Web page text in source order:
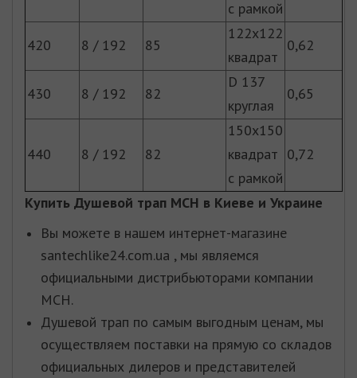
с рамкой
420
8 / 192 85
122х122
квадрат
0,62
430 8 / 192 82
D 137
круглая
0,65
440 8 / 192 82
150х150
квадрат
с рамкой
0,72
Купить Душевой трап MCH в Киеве и Украине
Вы можете в нашем интернет-магазине
santechlike24.com.ua , мы являемся
официальными дистрибьюторами компании
MCH.
Душевой трап по самым выгодным ценам, мы
осуществляем поставки на прямую со складов
официальных дилеров и представителей